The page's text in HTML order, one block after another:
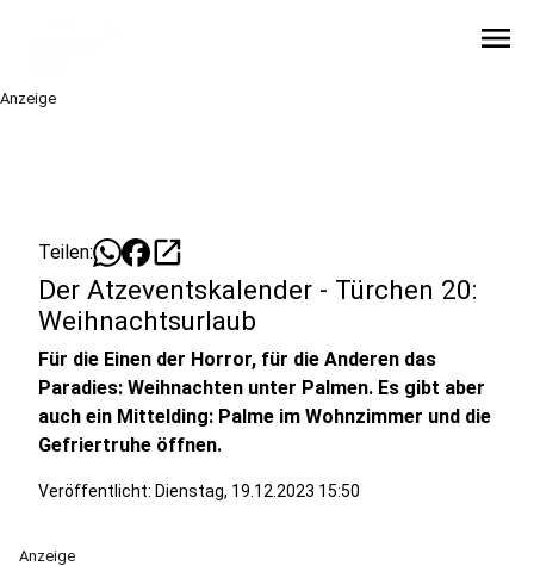
menu
Anzeige
Teilen: open_in_new
Der Atzeventskalender - Türchen 20:
Weihnachtsurlaub
Für die Einen der Horror, für die Anderen das
Paradies: Weihnachten unter Palmen. Es gibt aber
auch ein Mittelding: Palme im Wohnzimmer und die
Gefriertruhe öffnen.
Veröffentlicht: Dienstag, 19.12.2023 15:50
Anzeige